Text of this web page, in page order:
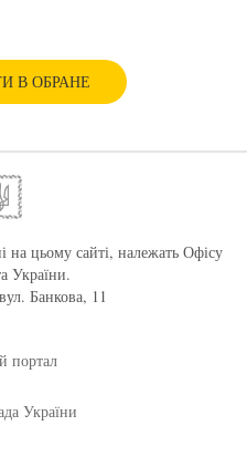
В ОБРАНЕ
на цьому сайті, належать Офісу
України.
Банкова, 11
портал
України